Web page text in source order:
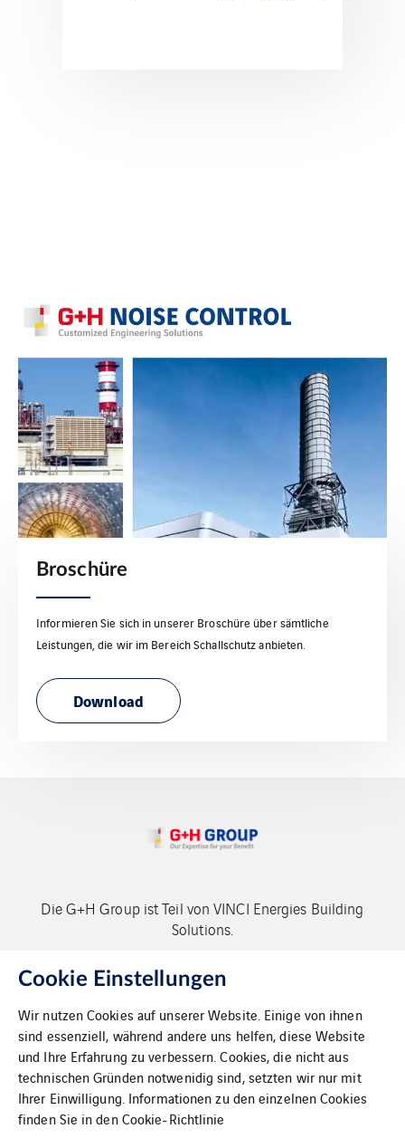
Broschüre
Informieren Sie sich in unserer Broschüre über sämtliche
Leistungen, die wir im Bereich Schallschutz anbieten.
Download
Die G+H Group ist Teil von VINCI Energies Building
Solutions.
Copyright G+H Group
Kontakt
Cookie Einstellungen
Wir nutzen Cookies auf unserer Website. Einige von ihnen
sind essenziell, während andere uns helfen, diese Website
und Ihre Erfahrung zu verbessern. Cookies, die nicht aus
technischen Gründen notwenidig sind, setzten wir nur mit
Ihrer Einwilligung. Informationen zu den einzelnen Cookies
finden Sie in denCookie-Richtlinie